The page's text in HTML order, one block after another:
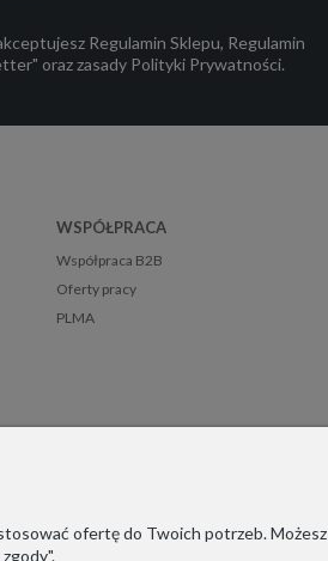
Regulamin Sklepu, Regulamin
oraz zasady Polityki Prywatności.
WSPÓŁPRACA
Współpraca B2B
Oferty pracy
PLMA
ofertę do Twoich potrzeb.